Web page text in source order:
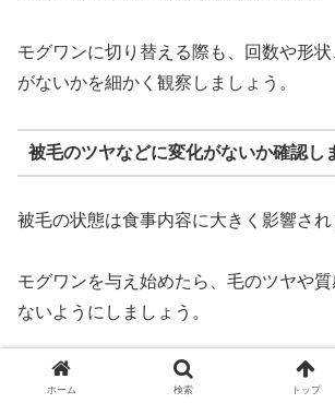
モグワンに切り替える際も、回数や形
がないかを細かく観察しましょう。
被毛のツヤなどに変化がないか確認し
被毛の状態は食事内容に大きく影響され
モグワンを与え始めたら、毛のツヤや
ないようにしましょう。
口臭の強さなどに変化がないか確認し
ホーム 検索 トップ